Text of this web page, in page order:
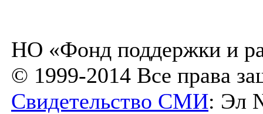
НО «Фонд поддержки и
© 1999-2014 Все права
Свидетельство СМИ: Эл